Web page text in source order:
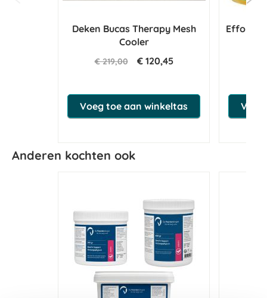
Deken Bucas Therapy Mesh
Cooler
€ 219,00 € 120,45
Voeg toe aan winkeltas
Effol
Anderen kochten ook